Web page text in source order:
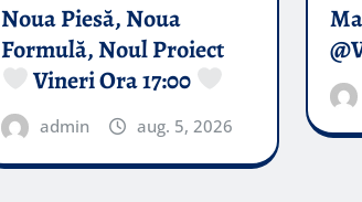
Noua Piesă, Noua
Formulă, Noul Proiect
Vineri Ora 17:00
admin aug. 5, 2026